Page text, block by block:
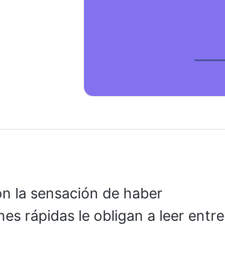
la sensación de haber
rápidas le obligan a leer entre